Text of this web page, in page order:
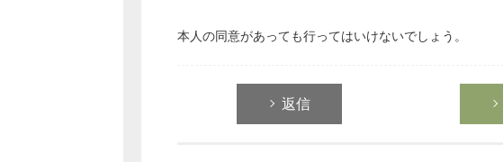
本人の同意があっても行ってはいけないでしょう。
返信